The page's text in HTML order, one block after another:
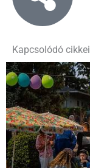
Kapcsolódó